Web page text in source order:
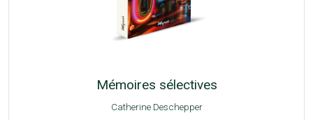
Mémoires sélectives
Catherine Deschepper